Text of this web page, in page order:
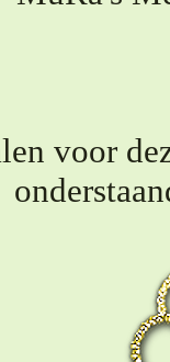
voor